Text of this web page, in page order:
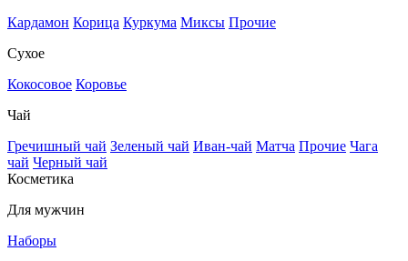
Кардамон Корица Куркума Миксы Прочие
Сухое
Кокосовое Коровье
Чай
Гречишный чай Зеленый чай Иван-чай Матча Прочие Чага
чай Черный чай
Косметика
Для мужчин
Наборы